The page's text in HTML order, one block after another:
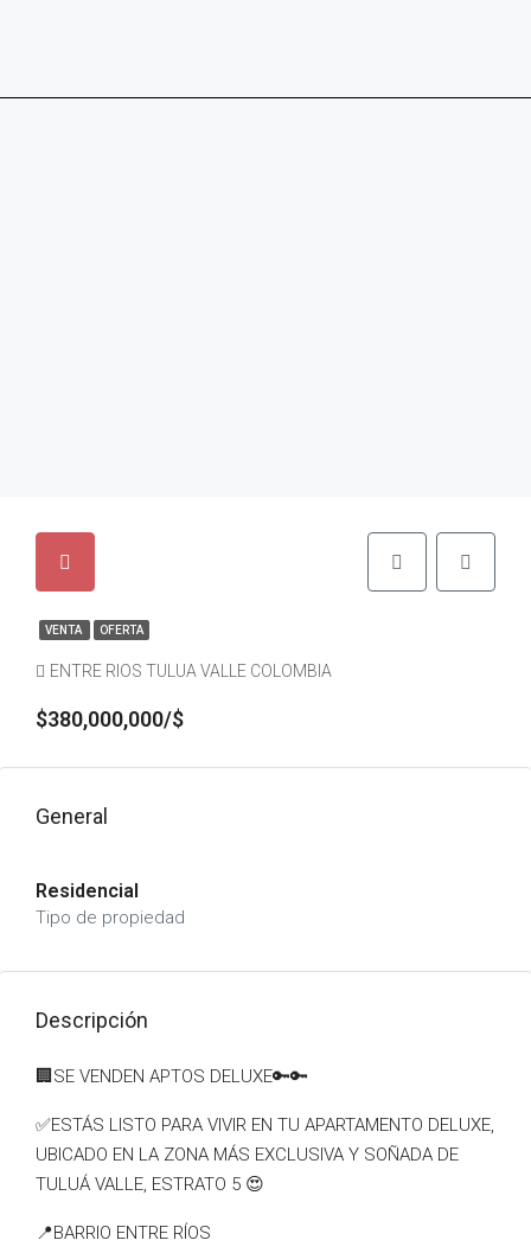
VENTA OFERTA
ENTRE RIOS TULUA VALLE COLOMBIA
$380,000,000/$
General
Residencial
Tipo de propiedad
Descripción
🏢SE VENDEN APTOS DELUXE🔑🔑
✅ESTÁS LISTO PARA VIVIR EN TU APARTAMENTO DELUXE,
UBICADO EN LA ZONA MÁS EXCLUSIVA Y SOÑADA DE
TULUÁ VALLE, ESTRATO 5 😍
📍BARRIO ENTRE RÍOS